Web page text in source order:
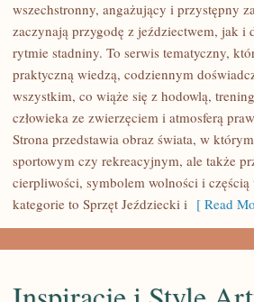
ZAWODY
WYDARZENIA
wszechstronny, angażujący i przystępny
zaczynają przygodę z jeździectwem, jak
rytmie stadniny. To serwis tematyczny,
praktyczną wiedzą, codziennym
wszystkim, co wiąże się z hodowlą,
człowieka ze zwierzęciem i atmosferą
Strona przedstawia obraz świata, w
sportowym czy rekreacyjnym, ale także
cierpliwości, symbolem wolności i
kategorie to Sprzęt Jeździecki i [ Read